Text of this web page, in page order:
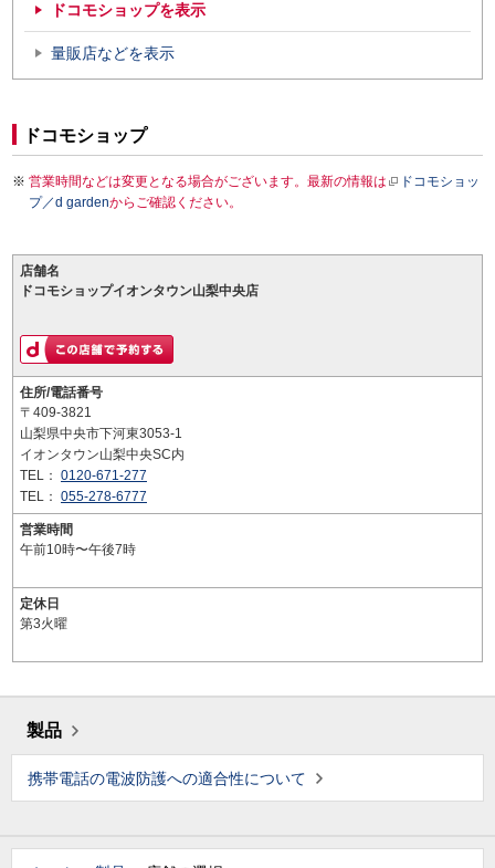
ドコモショップを表示
量販店などを表示
ドコモショップ
営業時間などは変更となる場合がございます。最新の情報は
ドコモショッ
プ／d gardenからご確認ください。
店舗名
ドコモショップイオンタウン山梨中央店
住所/電話番号
〒409-3821
山梨県中央市下河東3053-1
イオンタウン山梨中央SC内
TEL： 0120-671-277
TEL： 055-278-6777
営業時間
午前10時〜午後7時
定休日
第3火曜
製品
携帯電話の電波防護への適合性について